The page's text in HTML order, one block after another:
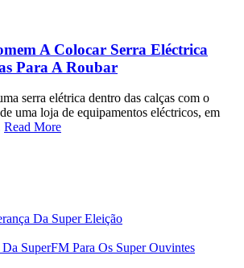
A Colocar Serra Eléctrica
Para A Roubar
serra elétrica dentro das calças com o
uma loja de equipamentos eléctricos, em
Read More
Da Super Eleição
SuperFM Para Os Super Ouvintes